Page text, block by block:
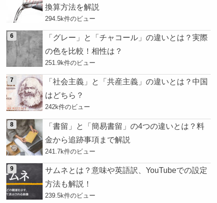
換算方法を解説
294.5k件のビュー
「グレー」と「チャコール」の違いとは？実際
の色を比較！相性は？
251.9k件のビュー
「社会主義」と「共産主義」の違いとは？中国
はどちら？
242k件のビュー
「書留」と「簡易書留」の4つの違いとは？料
金から追跡事項まで解説
241.7k件のビュー
サムネとは？意味や英語訳、YouTubeでの設定
方法も解説！
239.5k件のビュー